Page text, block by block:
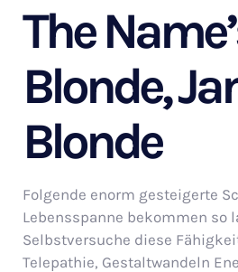
The
Blonde,
Blonde
Folgende enorm gesteigerte
Lebensspanne bekommen so
Selbstversuche diese
Telepathie, Gestaltwandeln